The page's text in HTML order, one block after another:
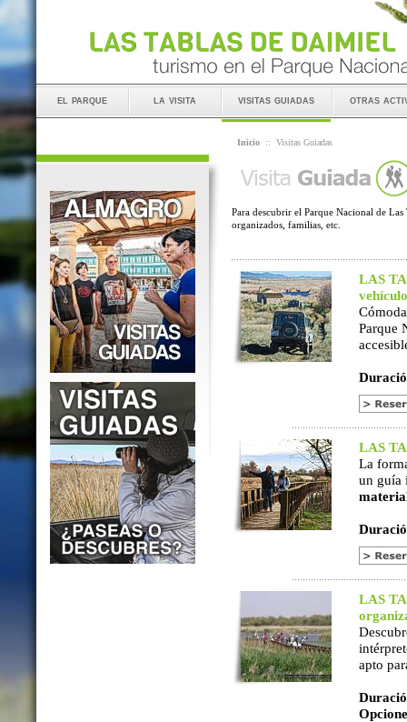
el parque la visita visitas guiadas otras
Inicio :: Visitas Guiadas
Para descubrir el Parque Nacional de
organizados, familias, etc.
LAS
vehículo
Parque
LAS
La
un guía
LAS
apto